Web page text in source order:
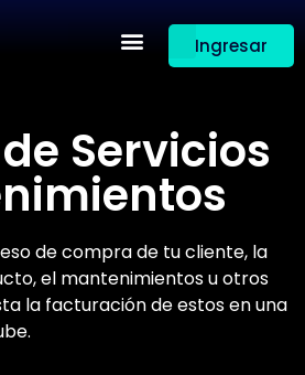
Ingresar
Servicios
de compra de tu cliente, la
el mantenimientos u otros
la facturación de estos en una